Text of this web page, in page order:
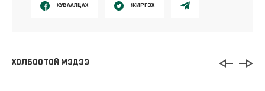
ХУВААЛЦАХ ЖИРГЭХ
ХОЛБООТОЙ МЭДЭЭ